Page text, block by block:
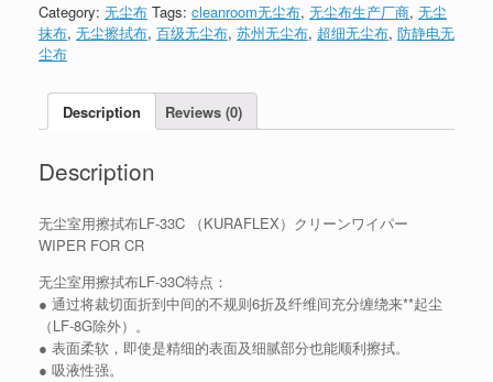
Category: 无尘布 Tags: cleanroom无尘布, 无尘布生产厂商, 无尘
抹布, 无尘擦拭布, 百级无尘布, 苏州无尘布, 超细无尘布, 防静电无
尘布
Description Reviews (0)
Description
无尘室用擦拭布LF-33C （KURAFLEX）クリーンワイパー
WIPER FOR CR
无尘室用擦拭布LF-33C特点：
● 通过将裁切面折到中间的不规则6折及纤维间充分缠绕来**起尘
（LF-8G除外）。
● 表面柔软，即使是精细的表面及细腻部分也能顺利擦拭。
● 吸液性强。